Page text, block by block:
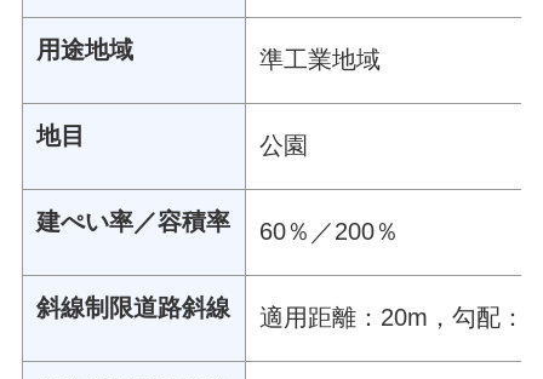
用途地域 準工業地域
地目 公園
建ぺい率／容積率 60％／200％
斜線制限道路斜線 適用距離：20m，勾配：